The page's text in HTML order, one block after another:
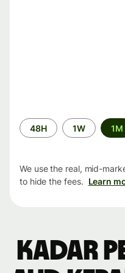
Time
period
48H 1W 1M
We use the real, mid-
to hide the fees. Learn
Kadar